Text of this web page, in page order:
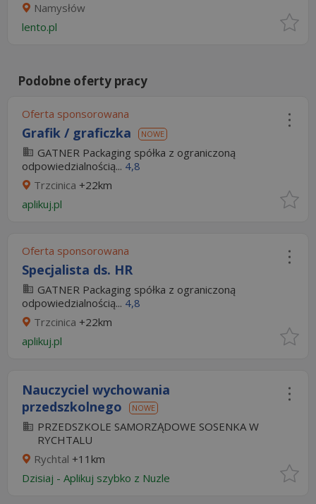
Namysłów
lento.pl
Podobne oferty pracy
Oferta sponsorowana
Grafik / graficzka NOWE
GATNER Packaging spółka z ograniczoną
odpowiedzialnością... 4,8
Trzcinica +22km
aplikuj.pl
Oferta sponsorowana
Specjalista ds. HR
GATNER Packaging spółka z ograniczoną
odpowiedzialnością... 4,8
Trzcinica +22km
aplikuj.pl
Nauczyciel wychowania
przedszkolnego
NOWE
PRZEDSZKOLE SAMORZĄDOWE SOSENKA W
RYCHTALU
Rychtal +11km
Dzisiaj - Aplikuj szybko z Nuzle